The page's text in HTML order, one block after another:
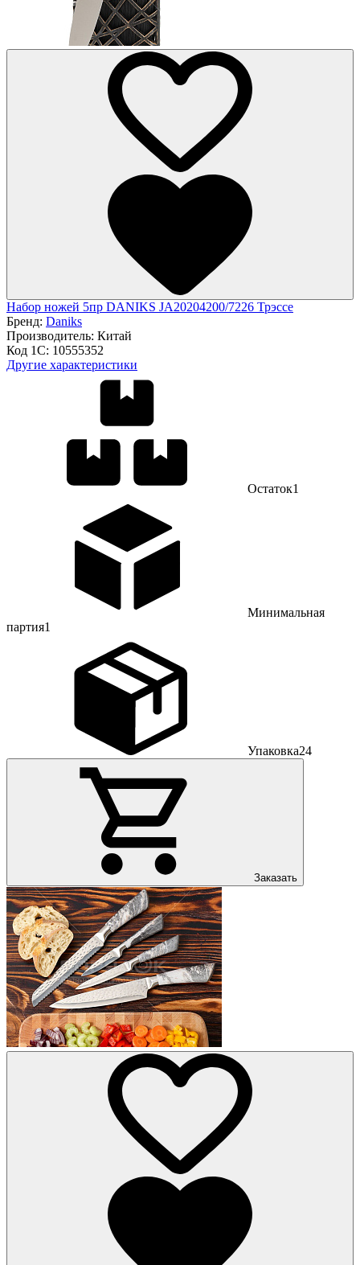
Набор ножей 5пр DANIKS JA20204200/7226 Трэссе
Бренд: Daniks
Производитель: Китай
Код 1С: 10555352
Другие характеристики
Остаток1
Минимальная
партия1
Упаковка24
Заказать